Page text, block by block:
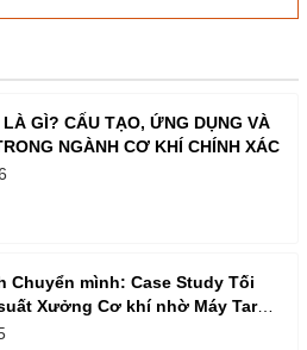
LÀ GÌ? CẤU TẠO, ỨNG DỤNG VÀ
NGÀNH CƠ KHÍ CHÍNH XÁC
Chuyển mình: Case Study Tối
Xưởng Cơ khí nhờ Máy Taro